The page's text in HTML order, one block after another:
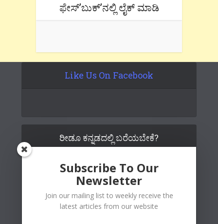
ಫೇಸ್’ಬುಕ್’ನಲ್ಲಿ ಲೈಕ್ ಮಾಡಿ
Like Us On Facebook
ರೀಡೂ ಕನ್ನಡದಲ್ಲಿ ಬರೆಯಬೇಕೆ?
Subscribe To Our
Newsletter
Join our mailing list to weekly receive the
latest articles from our website